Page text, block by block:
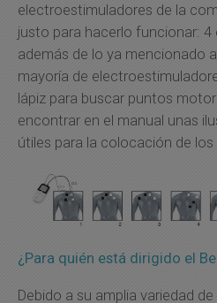
electroestimuladores de la
justo para hacerlo funcionar: 4
además de lo ya mencionado
mayoría de
lápiz para buscar puntos
encontrar en el manual unas
útiles para la colocación de
¿Para quién está dirigido el
Debido a su amplia variedad